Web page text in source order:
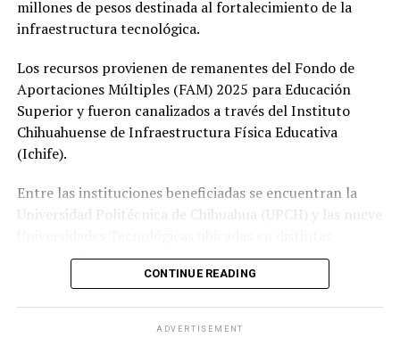
millones de pesos destinada al fortalecimiento de la
infraestructura tecnológica.
Los recursos provienen de remanentes del Fondo de
Aportaciones Múltiples (FAM) 2025 para Educación
Superior y fueron canalizados a través del Instituto
Chihuahuense de Infraestructura Física Educativa
(Ichife).
Entre las instituciones beneficiadas se encuentran la
Universidad Politécnica de Chihuahua (UPCH) y las nueve
regiones de la entidad.
Durante la entrega, el titular de la SEyD, Francisco Hugo
general del Ichife, Luis Iván Ortega Ornelas, así como el
CONTINUE READING
ADVERTISEMENT